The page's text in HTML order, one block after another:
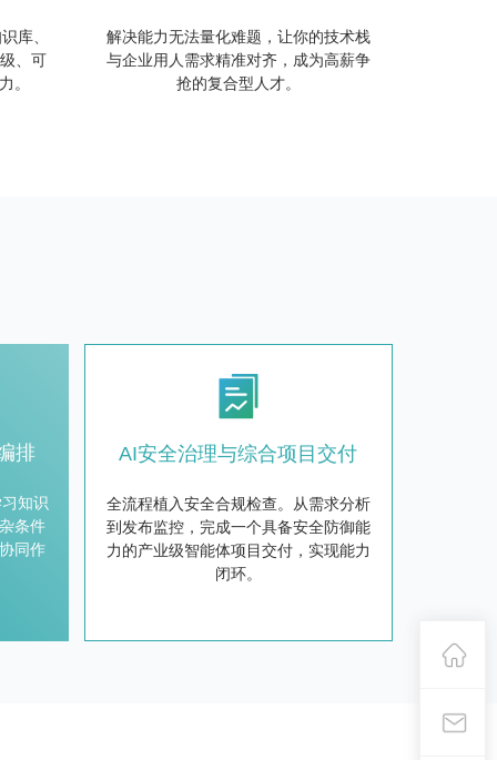
库、
、可
。
解决能力无法量化难题，让你的技术栈
与企业用人需求精准对齐，成为高薪争
抢的复合型人才。
排
知识
条件
同作
AI安全治理与综合项目交付
全流程植入安全合规检查。从需求分析
到发布监控，完成一个具备安全防御能
力的产业级智能体项目交付，实现能力
闭环。